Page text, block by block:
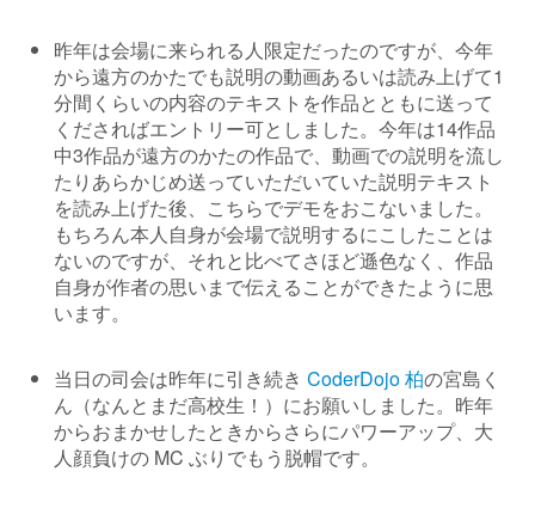
昨年は会場に来られる人限定だったのですが、今年
から遠方のかたでも説明の動画あるいは読み上げて1
分間くらいの内容のテキストを作品とともに送って
くださればエントリー可としました。今年は14作品
中3作品が遠方のかたの作品で、動画での説明を流し
たりあらかじめ送っていただいていた説明テキスト
を読み上げた後、こちらでデモをおこないました。
もちろん本人自身が会場で説明するにこしたことは
ないのですが、それと比べてさほど遜色なく、作品
自身が作者の思いまで伝えることができたように思
います。
当日の司会は昨年に引き続き CoderDojo 柏の宮島く
ん（なんとまだ高校生！）にお願いしました。昨年
からおまかせしたときからさらにパワーアップ、大
人顔負けの MC ぶりでもう脱帽です。